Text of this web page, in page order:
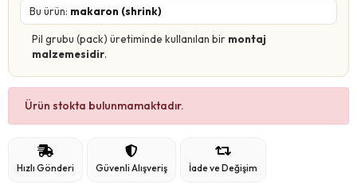
Bu ürün: makaron (shrink)
Pil grubu (pack) üretiminde kullanılan bir montaj
malzemesidir.
Ürün stokta bulunmamaktadır.
Hızlı Gönderi Güvenli Alışveriş İade ve Değişim